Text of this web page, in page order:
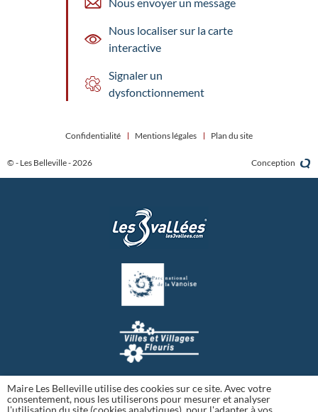
Nous localiser sur la carte
interactive
Signaler un
dysfonctionnement
© - Les Belleville - 2026
Confidentialité Mentions légales Plan du site
Conception
Maire Les Belleville utilise des cookies sur ce site. Avec votre
consentement, nous les utiliserons pour mesurer et analyser
l'utilisation du site (cookies analytiques), pour l'adapter à vos